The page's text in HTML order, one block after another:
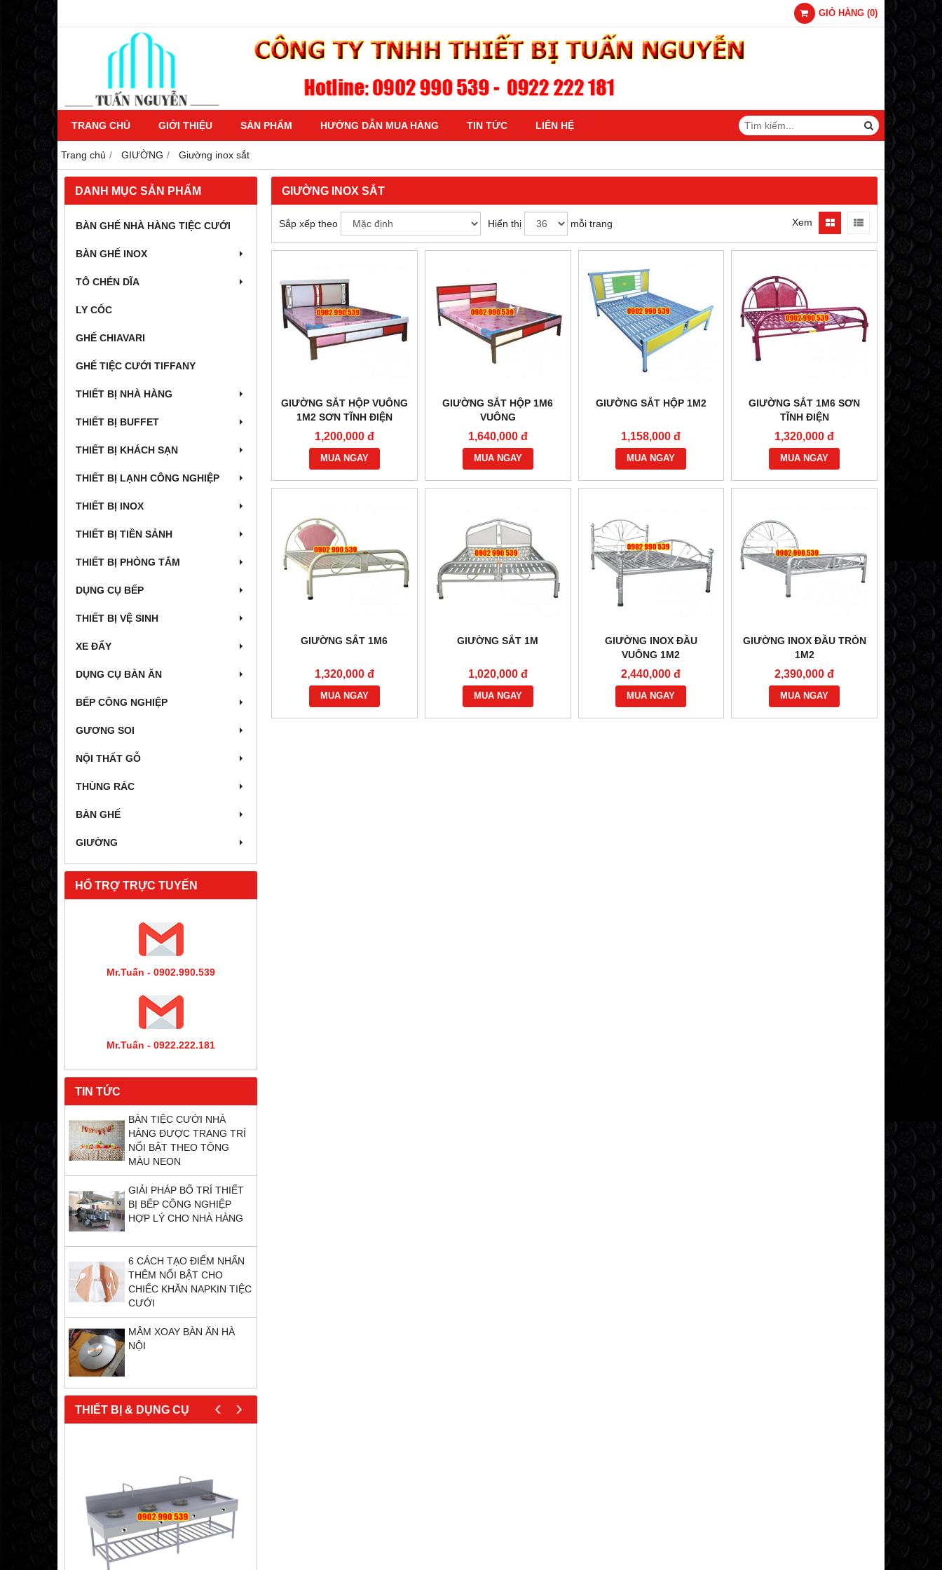
GIỎ HÀNG (0)
TRANG CHỦ GIỚI THIỆU SẢN PHẨM HƯỚNG DẪN MUA HÀNG TIN TỨC LIÊN HỆ
Trang chủ GIƯỜNG Giường inox sắt
DANH MỤC SẢN PHẨM
BÀN GHẾ NHÀ HÀNG TIỆC CƯỚI
BÀN GHẾ INOX
TÔ CHÉN DĨA
LY CỐC
GHẾ CHIAVARI
GHẾ TIỆC CƯỚI TIFFANY
THIẾT BỊ NHÀ HÀNG
THIẾT BỊ BUFFET
THIẾT BỊ KHÁCH SẠN
THIẾT BỊ LẠNH CÔNG NGHIỆP
THIẾT BỊ INOX
THIẾT BỊ TIỀN SẢNH
THIẾT BỊ PHÒNG TẮM
DỤNG CỤ BẾP
THIẾT BỊ VỆ SINH
XE ĐẨY
DỤNG CỤ BÀN ĂN
BẾP CÔNG NGHIỆP
GƯƠNG SOI
NỘI THẤT GỖ
THÙNG RÁC
BÀN GHẾ
GIƯỜNG
HỔ TRỢ TRỰC TUYẾN
Mr.Tuấn - 0902.990.539
Mr.Tuấn - 0922.222.181
TIN TỨC
BÀN TIỆC CƯỚI NHÀ
HÀNG ĐƯỢC TRANG TRÍ
NỔI BẬT THEO TÔNG
MÀU NEON
GIẢI PHÁP BỐ TRÍ THIẾT
BỊ BẾP CÔNG NGHIỆP
HỢP LÝ CHO NHÀ HÀNG
6 CÁCH TẠO ĐIỂM NHẤN
THÊM NỔI BẬT CHO
CHIẾC KHĂN NAPKIN TIỆC
CƯỚI
MÂM XOAY BÀN ĂN HÀ
NỘI
THIẾT BỊ & DỤNG CỤ ‹ ›
GIƯỜNG INOX SẮT
Sắp xếp theo Hiển thị mỗi trang Xem
GIƯỜNG SẮT HỘP VUÔNG
1M2 SƠN TĨNH ĐIỆN
1,200,000 đ
MUA NGAY
GIƯỜNG SẮT HỘP 1M6
VUÔNG
1,640,000 đ
MUA NGAY
GIƯỜNG SẮT HỘP 1M2
1,158,000 đ
MUA NGAY
GIƯỜNG SẮT 1M6 SƠN
TĨNH ĐIỆN
1,320,000 đ
MUA NGAY
GIƯỜNG SẮT 1M6
1,320,000 đ
MUA NGAY
GIƯỜNG SẮT 1M
1,020,000 đ
MUA NGAY
GIƯỜNG INOX ĐẦU
VUÔNG 1M2
2,440,000 đ
MUA NGAY
GIƯỜNG INOX ĐẦU TRÒN
1M2
2,390,000 đ
MUA NGAY